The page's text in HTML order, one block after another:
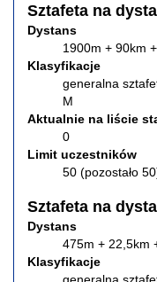
Sztafeta na
Dystans
1900m + 90km
Klasyfikacje
generalna
M
Aktualnie na liście
0
Limit uczestników
50 (pozostało
Sztafeta na
Dystans
475m + 22,5km
Klasyfikacje